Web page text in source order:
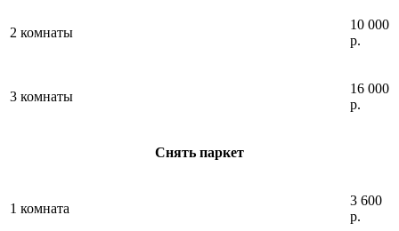
2 комнаты
10 000
р.
3 комнаты
16 000
р.
Снять паркет
1 комната
3 600
р.